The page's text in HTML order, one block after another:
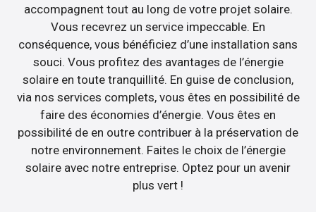
accompagnent tout au long de votre projet solaire.
Vous recevrez un service impeccable. En
conséquence, vous bénéficiez d’une installation sans
souci. Vous profitez des avantages de l’énergie
solaire en toute tranquillité. En guise de conclusion,
via nos services complets, vous êtes en possibilité de
faire des économies d’énergie. Vous êtes en
possibilité de en outre contribuer à la préservation de
notre environnement. Faites le choix de l’énergie
solaire avec notre entreprise. Optez pour un avenir
plus vert !